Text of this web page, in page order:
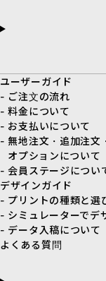
ユーザーガイド
- ご注文の流れ
- 料金について
- お支払いについて
- 無地注文・追加注文
オプションについて
- 会員ステージについ
デザインガイド
- プリントの種類と選
- シミュレーターでデ
- データ入稿について
よくある質問